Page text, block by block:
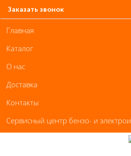
Заказать звонок
Главная
Каталог
О нас
Доставка
Контакты
Сервисный центр бензо- и